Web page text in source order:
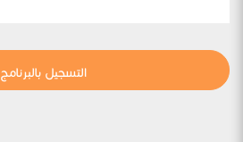
التسجيل بالبرنامج